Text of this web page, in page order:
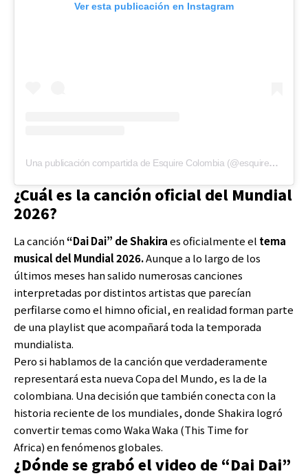
Ver esta publicación en Instagram
Una publicación compartida de Esquire Colombia (@esquirecolombia)
¿Cuál es la canción oficial del Mundial
2026?
La canción“Dai Dai” de Shakiraes oficialmente el tema
musical del Mundial 2026.Aunque a lo largo de los
últimos meses han salido numerosas canciones
interpretadas por distintos artistas que parecían
perfilarse como el himno oficial, en realidad forman parte
de una playlist que acompañará toda la temporada
mundialista.
Pero si hablamos de la canción que verdaderamente
representará esta nueva Copa del Mundo, es la de la
colombiana. Una decisión que también conecta con la
historia reciente de los mundiales, donde Shakira logró
convertir temas como Waka Waka (This Time for
Africa) en fenómenos globales.
¿Dónde se grabó el video de “Dai Dai”